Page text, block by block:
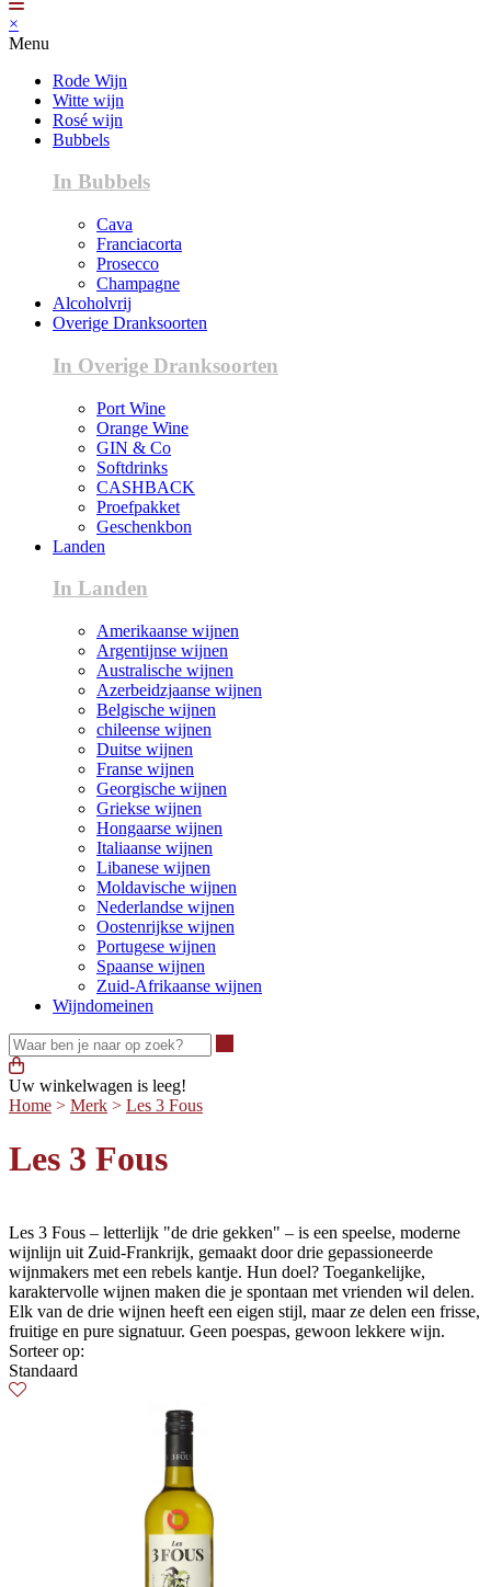
×
Menu
Rode Wijn
Witte wijn
Rosé wijn
Bubbels
In Bubbels
Cava
Franciacorta
Prosecco
Champagne
Alcoholvrij
Overige Dranksoorten
In Overige Dranksoorten
Port Wine
Orange Wine
GIN & Co
Softdrinks
CASHBACK
Proefpakket
Geschenkbon
Landen
In Landen
Amerikaanse wijnen
Argentijnse wijnen
Australische wijnen
Azerbeidzjaanse wijnen
Belgische wijnen
chileense wijnen
Duitse wijnen
Franse wijnen
Georgische wijnen
Griekse wijnen
Hongaarse wijnen
Italiaanse wijnen
Libanese wijnen
Moldavische wijnen
Nederlandse wijnen
Oostenrijkse wijnen
Portugese wijnen
Spaanse wijnen
Zuid-Afrikaanse wijnen
Wijndomeinen
Uw winkelwagen is leeg!
Home > Merk > Les 3 Fous
Les 3 Fous
Les 3 Fous – letterlijk "de drie gekken" – is een speelse, moderne
wijnlijn uit Zuid-Frankrijk, gemaakt door drie gepassioneerde
wijnmakers met een rebels kantje. Hun doel? Toegankelijke,
karaktervolle wijnen maken die je spontaan met vrienden wil delen.
Elk van de drie wijnen heeft een eigen stijl, maar ze delen een frisse,
fruitige en pure signatuur. Geen poespas, gewoon lekkere wijn.
Sorteer op:
Standaard